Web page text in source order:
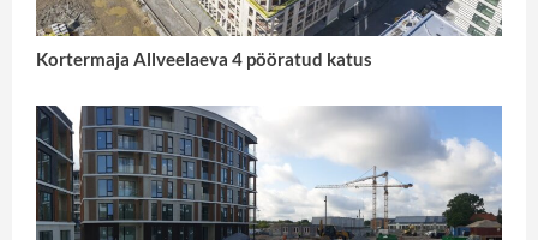
Kortermaja Allveelaeva 4 pööratud katus